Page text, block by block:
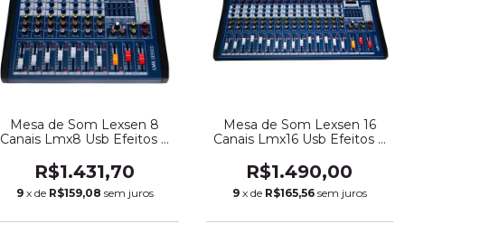
Mesa de Som Lexsen 8
Canais Lmx8 Usb Efeitos e
R$1.431,70
9 x de R$159,08 sem juros
Mesa de Som Lexsen 16
Canais Lmx16 Usb Efeitos e
R$1.490,00
9 x de R$165,56 sem juros